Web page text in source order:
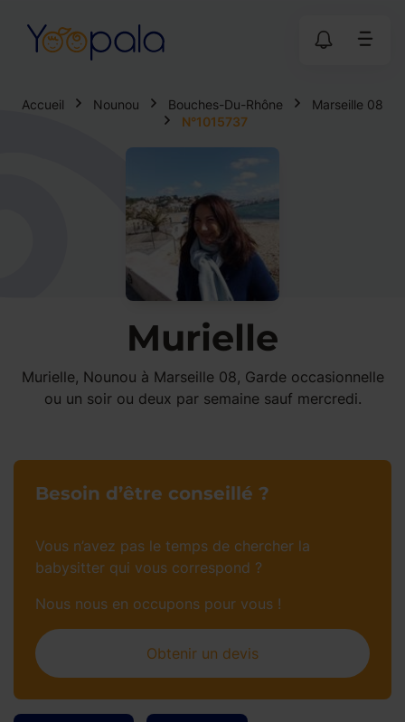
Accueil Nounou Bouches-Du-Rhône
Marseille 08
N°1015737
Murielle
Murielle, Nounou à Marseille 08, Garde occasionnelle
ou un soir ou deux par semaine sauf mercredi.
Besoin d’être conseillé ?
Vous n’avez pas le temps de chercher la
babysitter qui vous correspond ?
Nous nous en occupons pour vous !
Obtenir un devis